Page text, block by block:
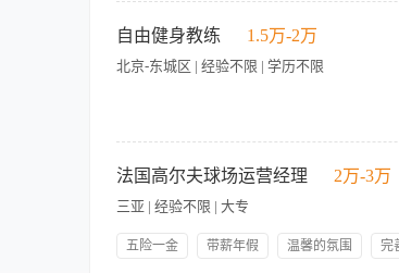
博士
客人和会员。熟练回答宾客有关于设施设备的问题
confirm appointments, ensure the cleanliness and
members should be greeted warmly. One is required
自由健身教练 1.5万-2万
北京-东城区 | 经验不限 | 学历不限
力量训练均可咨询 想灵活接单增收的教练欢迎私
法国高尔夫球场运营经理 2万-3万
三亚 | 经验不限 | 大专
五险一金 带薪年假 温馨的氛围
完